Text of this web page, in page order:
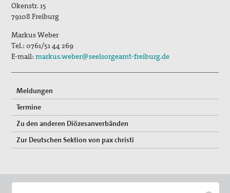
2014_Abschluss des diözesanen
2012_125 Jahre Max Josef Metzger
Die Kirche und der Krieg
Ausstellung
Bibliothek
Friedenskerzen
Okenstr. 15
79108 Freiburg
Markus Weber
Tel.:0761/51 44 269
E-mail:markus.weber@seelsorgeamt-freiburg.de
Meldungen
Termine
Zu den anderen Diözesanverbänden
Zur Deutschen Sektion von pax christi